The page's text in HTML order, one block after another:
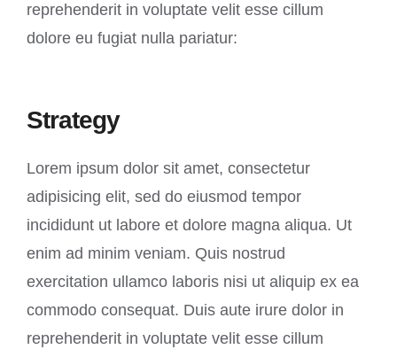
reprehenderit in voluptate velit esse cillum
dolore eu fugiat nulla pariatur:
Strategy
Lorem ipsum dolor sit amet, consectetur
adipisicing elit, sed do eiusmod tempor
incididunt ut labore et dolore magna aliqua. Ut
enim ad minim veniam. Quis nostrud
exercitation ullamco laboris nisi ut aliquip ex ea
commodo consequat. Duis aute irure dolor in
reprehenderit in voluptate velit esse cillum